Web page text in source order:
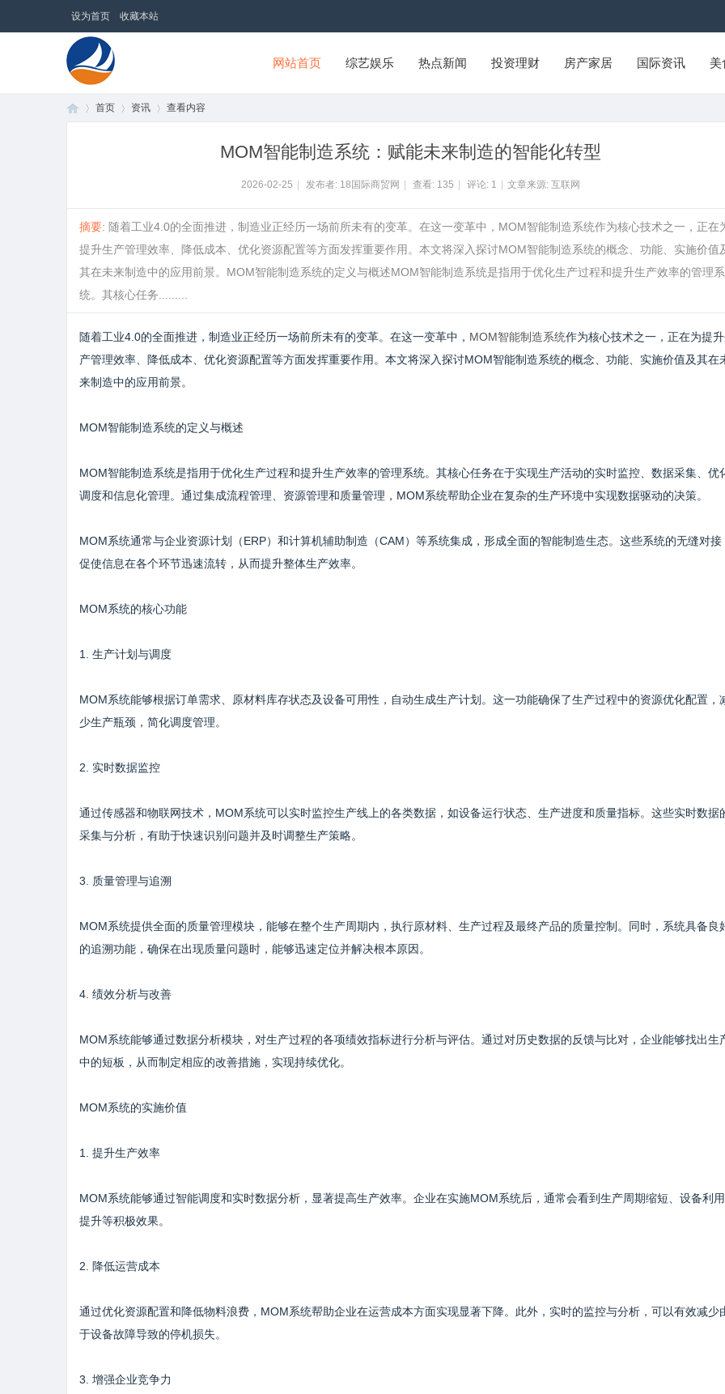
设为首页 收藏本站
18国际商贸网
网站首页 综艺娱乐 热点新闻 投资理财 房产家居 国际资讯 美
首页 资讯 查看内容
MOM智能制造系统：赋能未来制造的智能化转型
2026-02-25 发布者: 18国际商贸网 查看: 135 评论: 1 文章来源: 互联网
摘要: 随着工业4.0的全面推进，制造业正经历一场前所未有的变革。在这一变革中，MOM智能制造系统作为核心技术之一，正在
提升生产管理效率、降低成本、优化资源配置等方面发挥重要作用。本文将深入探讨MOM智能制造系统的概念、功能、实施价值
其在未来制造中的应用前景。MOM智能制造系统的定义与概述MOM智能制造系统是指用于优化生产过程和提升生产效率的管理系
统。其核心任务.........
随着工业4.0的全面推进，制造业正经历一场前所未有的变革。在这一变革中， MOM智能制造系统作为核心技术之一，正在为提
产管理效率、降低成本、优化资源配置等方面发挥重要作用。本文将深入探讨MOM智能制造系统的概念、功能、实施价值及其在
来制造中的应用前景。
MOM智能制造系统的定义与概述
MOM智能制造系统是指用于优化生产过程和提升生产效率的管理系统。其核心任务在于实现生产活动的实时监控、数据采集、优
调度和信息化管理。通过集成流程管理、资源管理和质量管理，MOM系统帮助企业在复杂的生产环境中实现数据驱动的决策。
MOM系统通常与企业资源计划（ERP）和计算机辅助制造（CAM）等系统集成，形成全面的智能制造生态。这些系统的无缝对接
促使信息在各个环节迅速流转，从而提升整体生产效率。
MOM系统的核心功能
1. 生产计划与调度
MOM系统能够根据订单需求、原材料库存状态及设备可用性，自动生成生产计划。这一功能确保了生产过程中的资源优化配置，
少生产瓶颈，简化调度管理。
2. 实时数据监控
通过传感器和物联网技术，MOM系统可以实时监控生产线上的各类数据，如设备运行状态、生产进度和质量指标。这些实时数据
采集与分析，有助于快速识别问题并及时调整生产策略。
3. 质量管理与追溯
MOM系统提供全面的质量管理模块，能够在整个生产周期内，执行原材料、生产过程及最终产品的质量控制。同时，系统具备良
的追溯功能，确保在出现质量问题时，能够迅速定位并解决根本原因。
4. 绩效分析与改善
MOM系统能够通过数据分析模块，对生产过程的各项绩效指标进行分析与评估。通过对历史数据的反馈与比对，企业能够找出生
中的短板，从而制定相应的改善措施，实现持续优化。
MOM系统的实施价值
1. 提升生产效率
MOM系统能够通过智能调度和实时数据分析，显著提高生产效率。企业在实施MOM系统后，通常会看到生产周期缩短、设备利
提升等积极效果。
2. 降低运营成本
通过优化资源配置和降低物料浪费，MOM系统帮助企业在运营成本方面实现显著下降。此外，实时的监控与分析，可以有效减少
于设备故障导致的停机损失。
3. 增强企业竞争力